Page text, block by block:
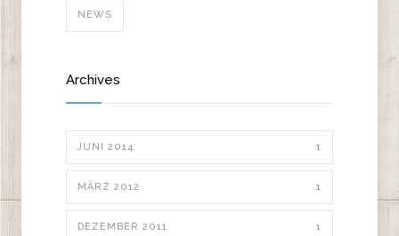
NEWS
Archives
JUNI 2014 1
MÄRZ 2012 1
DEZEMBER 2011 1